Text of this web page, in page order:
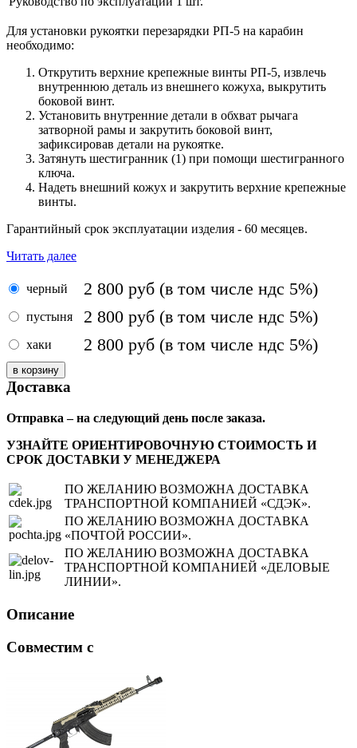
Для установки рукоятки перезарядки РП-5 на карабин
необходимо:
Открутить верхние крепежные винты РП-5, извлечь
внутреннюю деталь из внешнего кожуха, выкрутить
боковой винт.
Установить внутренние детали в обхват рычага
затворной рамы и закрутить боковой винт,
зафиксировав детали на рукоятке.
Затянуть шестигранник (1) при помощи шестигранного
ключа.
Надеть внешний кожух и закрутить верхние крепежные
винты.
Гарантийный срок эксплуатации изделия - 60 месяцев.
Читать далее
черный 2 800 руб (в том числе ндс 5%)
пустыня 2 800 руб (в том числе ндс 5%)
хаки 2 800 руб (в том числе ндс 5%)
Доставка
Отправка – на следующий день после заказа.
УЗНАЙТЕ ОРИЕНТИРОВОЧНУЮ СТОИМОСТЬ И
СРОК ДОСТАВКИ У МЕНЕДЖЕРА
ПО ЖЕЛАНИЮ ВОЗМОЖНА ДОСТАВКА
ТРАНСПОРТНОЙ КОМПАНИЕЙ «СДЭК».
ПО ЖЕЛАНИЮ ВОЗМОЖНА ДОСТАВКА
«ПОЧТОЙ РОССИИ».
ПО ЖЕЛАНИЮ ВОЗМОЖНА ДОСТАВКА
ТРАНСПОРТНОЙ КОМПАНИЕЙ «ДЕЛОВЫЕ
ЛИНИИ».
Описание
Совместим с